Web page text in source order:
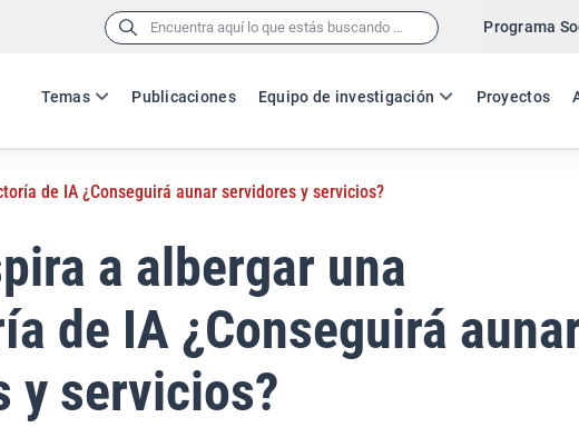
Buscar: Programa
Temas Publicaciones Equipo de investigación Proyectos
de IA ¿Conseguirá aunar servidores y servicios?
a albergar una
de IA ¿Conseguirá
y servicios?